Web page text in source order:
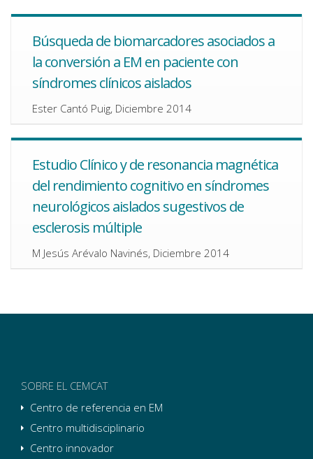
Búsqueda de biomarcadores asociados a
la conversión a EM en paciente con
síndromes clínicos aislados
Ester Cantó Puig, Diciembre 2014
Estudio Clínico y de resonancia magnética
del rendimiento cognitivo en síndromes
neurológicos aislados sugestivos de
esclerosis múltiple
M Jesús Arévalo Navinés, Diciembre 2014
SOBRE EL CEMCAT
Centro de referencia en EM
Centro multidisciplinario
Centro innovador